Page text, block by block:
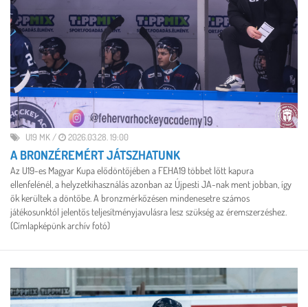
U19 MK / 2026.03.28. 19:00
A BRONZÉREMÉRT JÁTSZHATUNK
Az U19-es Magyar Kupa elődöntőjében a FEHA19 többet lőtt kapura
ellenfelénél, a helyzetkihasználás azonban az Újpesti JA-nak ment jobban, így
ők kerültek a döntőbe. A bronzmérkőzésen mindenesetre számos
játékosunktól jelentős teljesítményjavulásra lesz szükség az éremszerzéshez.
(Címlapképünk archív fotó)